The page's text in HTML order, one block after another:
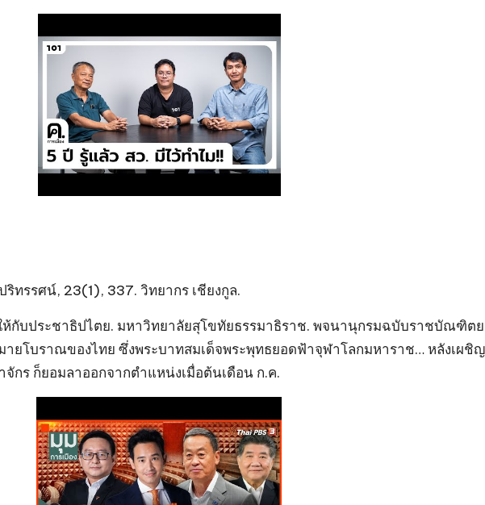
ริทรรศน์, 23(1), 337. วิทยากร เชียงกูล.
ห้กับประชาธิปไตย. มหาวิทยาลัยสุโขทัยธรรมาธิราช. พจนานุกรมฉบับราชบัณฑิต
ายโบราณของไทย ซึ่งพระบาทสมเด็จพระพุทธยอดฟ้าจุฬาโลกมหาราช… หลังเผ
ร ก็ยอมลาออกจากตำแหน่งเมื่อต้นเดือน ก.ค.